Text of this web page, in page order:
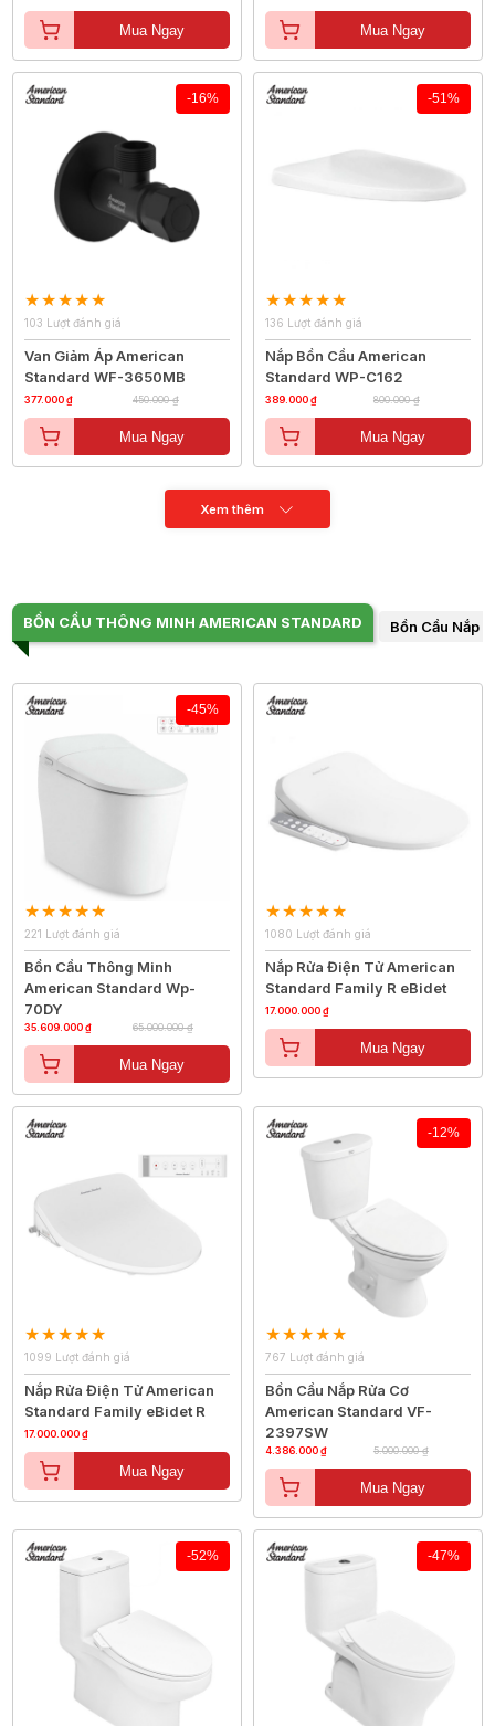
Mua Ngay Mua Ngay
-16%
103 Lượt đánh giá
Van Giảm Áp American
Standard WF-3650MB
377.000 ₫ 450.000 ₫
Mua Ngay
-51%
136 Lượt đánh giá
Nắp Bồn Cầu American
Standard WP-C162
389.000 ₫ 800.000 ₫
Mua Ngay
Xem thêm
BỒN CẦU THÔNG MINH AMERICAN STANDARD Bồn Cầu Nắp
-45%
221 Lượt đánh giá
Bồn Cầu Thông Minh
American Standard Wp-
70DY
35.609.000 ₫ 65.000.000 ₫
Mua Ngay
1080 Lượt đánh giá
Nắp Rửa Điện Tử American
Standard Family R eBidet
17.000.000 ₫
Mua Ngay
1099 Lượt đánh giá
Nắp Rửa Điện Tử American
Standard Family eBidet R
17.000.000 ₫
Mua Ngay
-12%
767 Lượt đánh giá
Bồn Cầu Nắp Rửa Cơ
American Standard VF-
2397SW
4.386.000 ₫ 5.000.000 ₫
Mua Ngay
-52% -47%